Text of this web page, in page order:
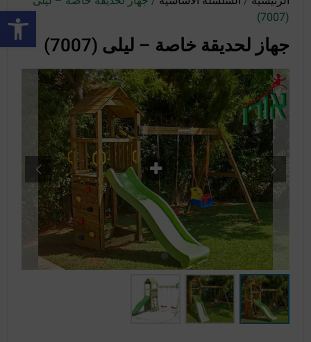
(7007)
جهاز لحديقة خاصة – ليلى (7007)